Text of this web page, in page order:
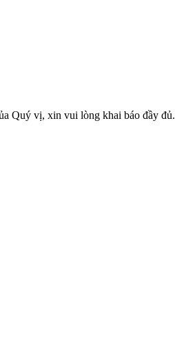
Quý vị, xin vui lòng khai báo đầy đủ.